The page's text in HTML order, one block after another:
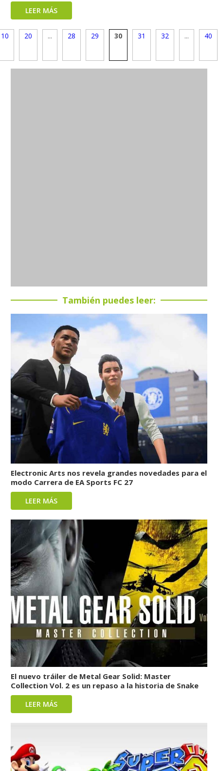
LEER MÁS
10 20 ... 28 29 30 31 32 ... 40
También puedes leer:
Electronic Arts nos revela grandes novedades para el
modo Carrera de EA Sports FC 27
LEER MÁS
El nuevo tráiler de Metal Gear Solid: Master
Collection Vol. 2 es un repaso a la historia de Snake
LEER MÁS